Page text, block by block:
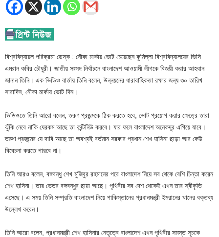
বিশ্ববিদ্যায়ল পরিক্রমা ডেস্ক : নৌকা মার্কায় ভোট চেয়েছেন কুমিল্লা বিশ্ববিদ্যালয়ের ভিসি
এমরান কবির চৌধুরী। জাতীয় সংসদ নির্বাচনে বাংলাদেশ আওয়ামী লীগকে বিজয়ী করার আহবান
জানান তিনি। এক ভিডিও বার্তায় তিনি বলেন, উন্নয়নের ধারাবাহিকতা রক্ষার জন্য ৩০ তারিখ
সারাদিন, নৌকা মার্কায় ভোট দিন।
ভিডিওতে তিনি আরো বলেন, তরুণ প্রজন্মকে ঠিক করতে হবে, ভোট প্রয়োগ করার ক্ষেত্রে তারা
ঝুঁকি নেবে নাকি যেরকম আছে তা কন্টিনিউ করবে। যার ফলে বাংলাদেশ অনেকদূর এগিয়ে যাবে।
তরুণ প্রজন্মের যে দাবি আছে তা অবশ্যই বর্তমান সরকার প্রধান শেখ হাসিনা ছাড়া আর কেউ
বিবেচনা করতে পারবে না।
তিনি আরও বলেন, বঙ্গবন্ধু শেখ মুজিবুর রহমানের পরে বাংলাদেশ নিয়ে সব থেকে বেশি চিন্তা করেন
শেখ হাসিনা। তার ভেতর বঙ্গবন্ধুর ছায়া আছে। পৃথিবীর সব দেশ থেকেই এখন তার স্বীকৃতি
এসেছে। এ সময় তিনি সম্প্রতি বাংলাদেশ নিয়ে পাকিস্তানের প্রধানমন্ত্রী ইমরানের খানের বক্তব্য
উল্লেখ করেন।
তিনি আরো বলেন, প্রধানমন্ত্রী শেখ হাসিনার নেতৃত্বে বাংলাদেশ এখন পৃথিবীর সমস্ত সূচকে